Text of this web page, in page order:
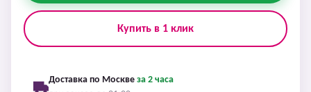
Купить в 1 клик
Доставка по Москве за 2 часа